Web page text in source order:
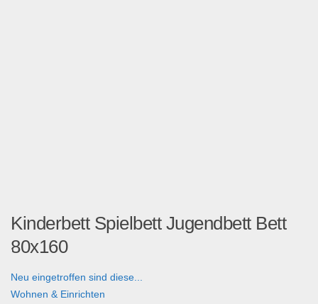
Kinderbett Spielbett Jugendbett Bett
80x160
Neu eingetroffen sind diese...
Wohnen & Einrichten